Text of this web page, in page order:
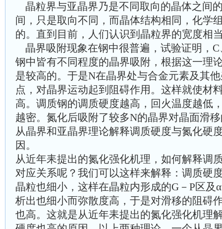
晶粒界与亚晶界乃是不同取向的晶体之间
间，只是取向不同，而晶体结构相同，化学
的。直到目前，人们认识到晶粒界的宽度相
晶界吸附现象在钢中很普遍，试验证明，
钢中皆有不同程度的晶界吸附，根据这一理
是较高的。于是N在晶界处与合金元素及其
点，对晶界运动起到阻碍作用。这样就使材
高。调质钢的调质硬度越高，回火温度越低
越密。氮化后吸附了较多N的晶界对晶面滑
从晶界和亚晶界理论解释调质硬度与氮化硬
因。
从近年耒提出的氮化强化机理，如何解释调
对应关系呢？我们可以这样来解释：调质硬
晶粒也细小，这样在晶粒内形成的G－P区及
析出也细小而弥散度高，于是对滑移的阻碍
也高。这就是从近年耒提出的氮化强化机理